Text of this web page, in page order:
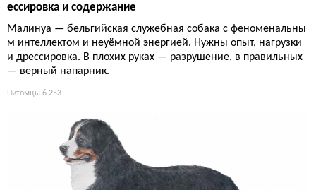
ессировка и содержание
Малинуа — бельгийская служебная собака с феноменальны
м интеллектом и неуёмной энергией. Нужны опыт, нагрузки
и дрессировка. В плохих руках — разрушение, в правильных
— верный напарник.
Питомцы 6 253